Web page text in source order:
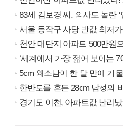
83세 김보경 씨, 의사도 놀란 ‘
서울 동작구 사당 반값 최저
천안 대단지 아파트 500만원
‘세계에서 가장 젊어 보이는
5cm 왜소남이 한 달 만에 거
한반도를 흔든 28cm 남성의
경기도 이천, 아파트값 난리